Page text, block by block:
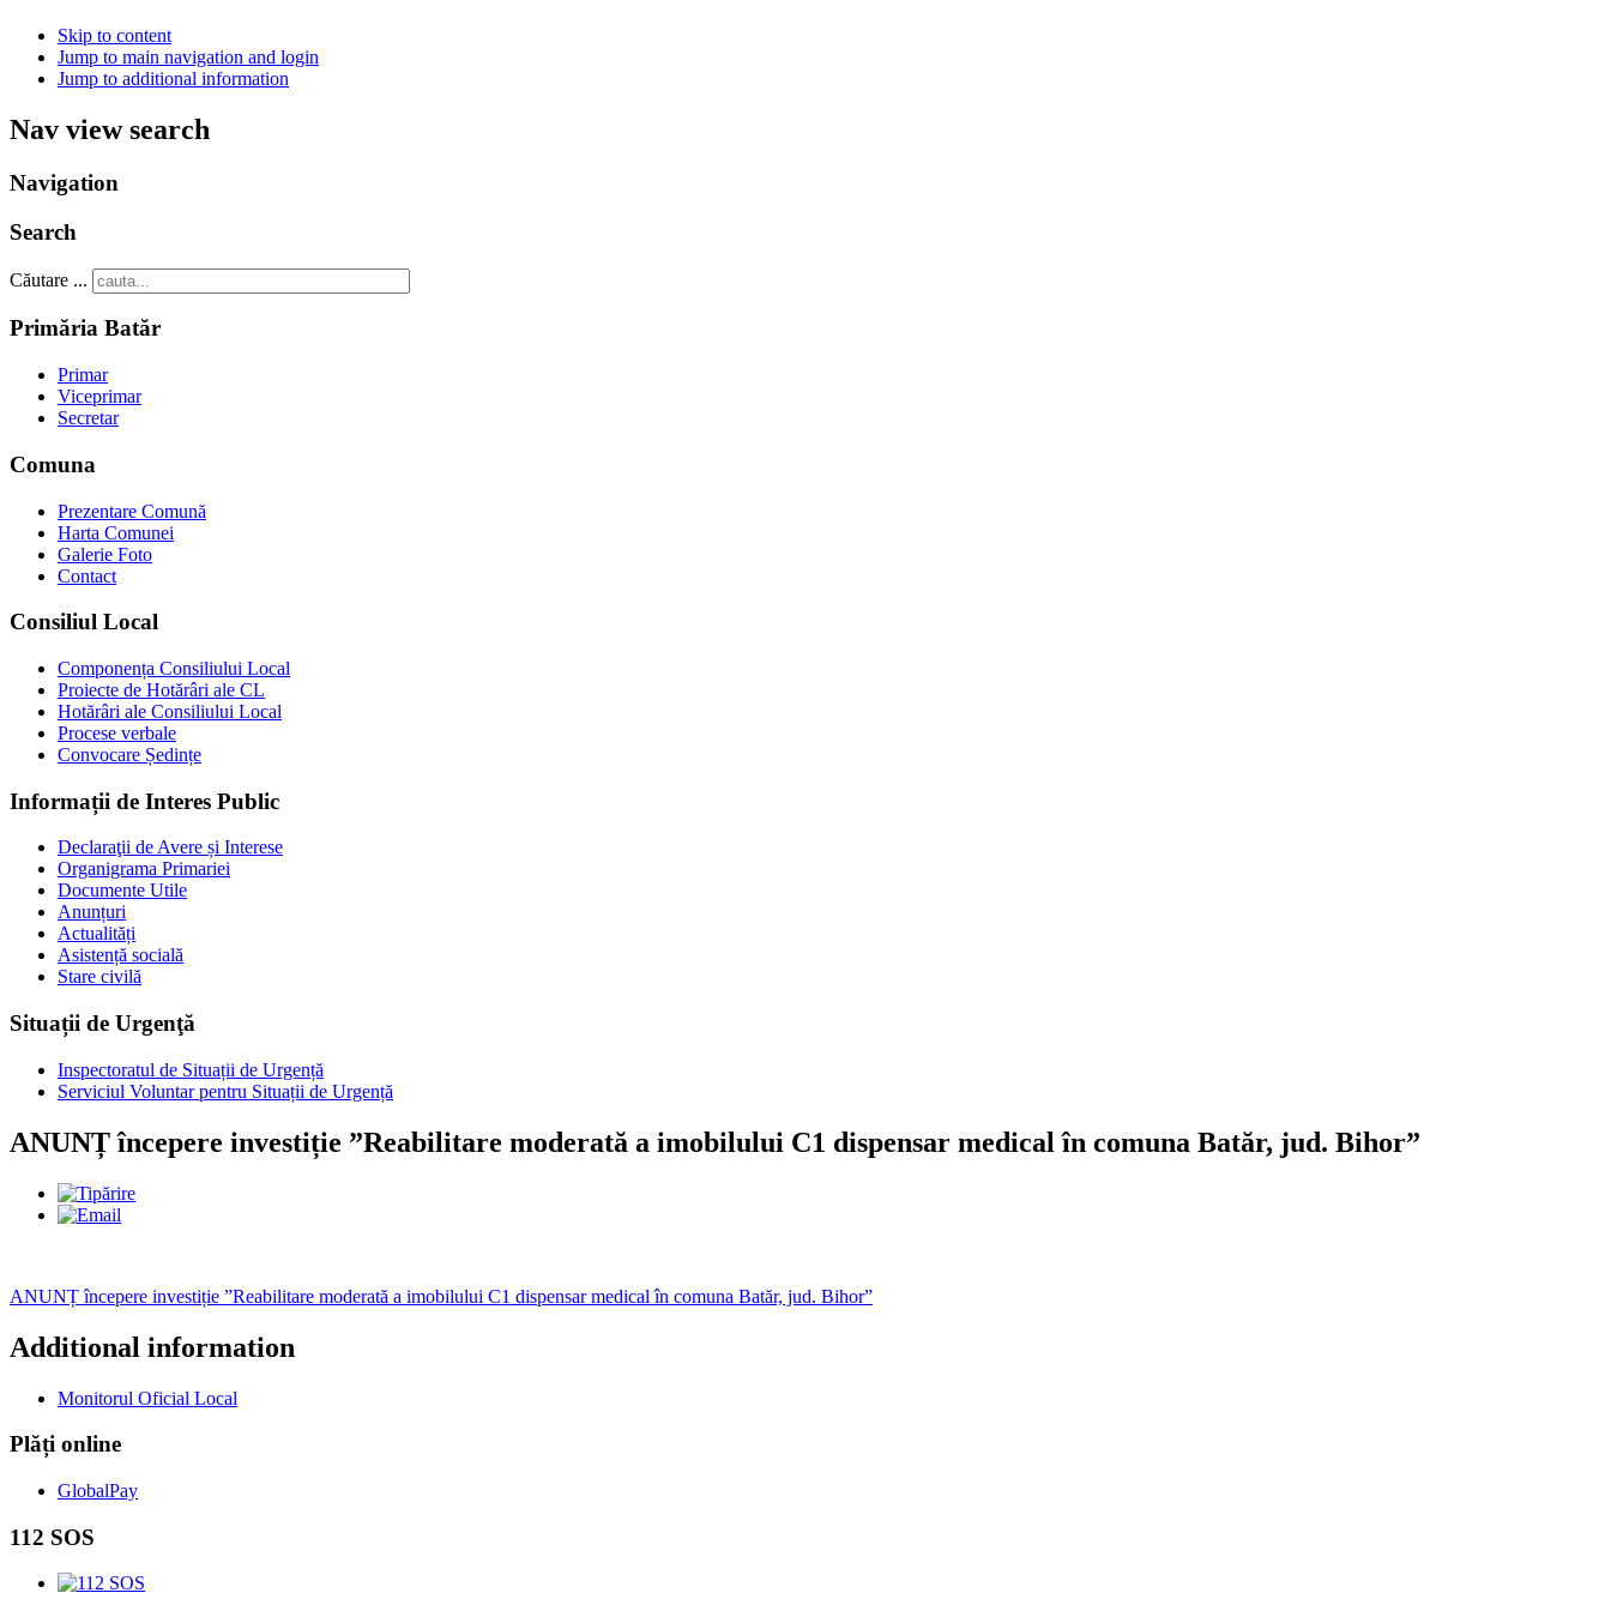
Skip to content
Jump to main navigation and login
Jump to additional information
Nav view search
Navigation
Search
Căutare ...
Primăria Batăr
Primar
Viceprimar
Secretar
Comuna
Prezentare Comună
Harta Comunei
Galerie Foto
Contact
Consiliul Local
Componența Consiliului Local
Proiecte de Hotărâri ale CL
Hotărâri ale Consiliului Local
Procese verbale
Convocare Ședințe
Informații de Interes Public
Declaraţii de Avere și Interese
Organigrama Primariei
Documente Utile
Anunțuri
Actualități
Asistență socială
Stare civilă
Situații de Urgenţă
Inspectoratul de Situații de Urgență
Serviciul Voluntar pentru Situații de Urgență
ANUNȚ începere investiție ”Reabilitare moderată a imobilului C1 dispensar medical în comuna Batăr, jud. Bihor”
ANUNȚ începere investiție ”Reabilitare moderată a imobilului C1 dispensar medical în comuna Batăr, jud. Bihor”
Additional information
Monitorul Oficial Local
Plăți online
GlobalPay
112 SOS